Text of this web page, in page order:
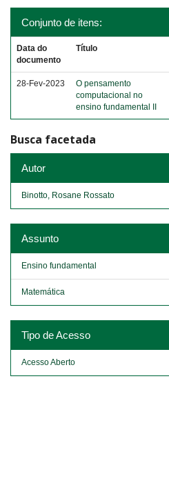
Conjunto de itens:
Data do
documento
Título
28-Fev-2023
O pensamento
computacional no
ensino fundamental II
Busca facetada
Autor
Binotto, Rosane Rossato
Assunto
Ensino fundamental
Matemática
Tipo de Acesso
Acesso Aberto